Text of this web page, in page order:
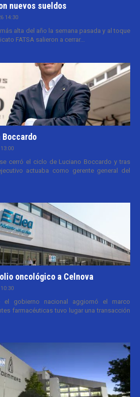
nuevos sueldos
14:30
alta del año la semana pasada y al toque
FATSA salieron a cerrar...
Boccardo
cerró el ciclo de Luciano Boccardo y tras
actuaba como gerente general del
oncológico a Celnova
gobierno nacional aggiornó el marco
farmacéuticas tuvo lugar una transacción